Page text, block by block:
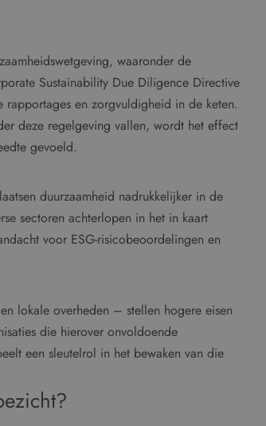
waaronder de
Sustainability Due Diligence Directive
rapportages en zorgvuldigheid in de keten.
deze regelgeving vallen, wordt het effect
gevoeld.
duurzaamheid nadrukkelijker in de
sectoren achterlopen in het in kaart
voor ESG-risicobeoordelingen en
lokale overheden – stellen hogere eisen
die hierover onvoldoende
een sleutelrol in het bewaken van die